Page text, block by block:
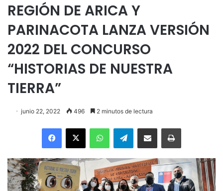
REGIÓN DE ARICA Y
PARINACOTA LANZA VERSIÓN
2022 DEL CONCURSO
“HISTORIAS DE NUESTRA
TIERRA”
junio 22, 2022 496 2 minutos de lectura
Facebook
X WhatsAppTelegramEnviar vía email Imprimir